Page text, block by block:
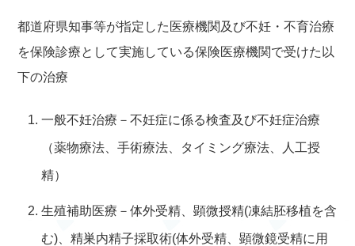
都道府県知事等が指定した医療機関及び不妊・不育治療
を保険診療として実施している保険医療機関で受けた以
下の治療
一般不妊治療－不妊症に係る検査及び不妊症治療
（薬物療法、手術療法、タイミング療法、人工授
精）
生殖補助医療－体外受精、顕微授精(凍結胚移植を含
む)、精巣内精子採取術(体外受精、顕微鏡受精に用